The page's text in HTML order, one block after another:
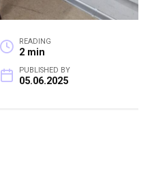
READING
2 min
PUBLISHED BY
05.06.2025